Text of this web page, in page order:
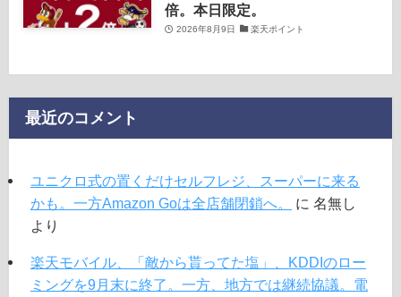
倍。本日限定。
2026年8月9日 楽天ポイント
最近のコメント
ユニクロ式の置くだけセルフレジ、スーパーに来る
かも。一方Amazon Goは全店舗閉鎖へ。
に 名無し
より
楽天モバイル、「敵から貰ってた塩」、KDDIのロー
ミングを9月末に終了。一方、地方では継続協議。電